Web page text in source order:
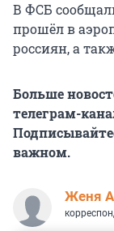
В ФСБ
прошёл в
россиян, а
Больше
телеграм-
важном.
Женя